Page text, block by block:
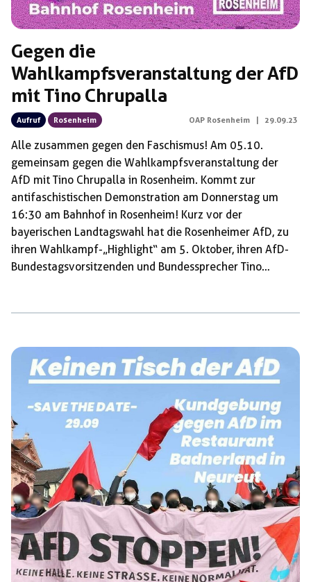
Gegen die
Wahlkampfsveranstaltung der AfD
mit Tino Chrupalla
Aufruf Rosenheim OAP Rosenheim | 29.09.23
Alle zusammen gegen den Faschismus! Am 05.10.
gemeinsam gegen die Wahlkampfsveranstaltung der
AfD mit Tino Chrupalla in Rosenheim. Kommt zur
antifaschistischen Demonstration am Donnerstag um
16:30 am Bahnhof in Rosenheim! Kurz vor der
bayerischen Landtagswahl hat die Rosenheimer AfD, zu
ihren Wahlkampf-„Highlight“ am 5. Oktober, ihren AfD-
Bundestagsvorsitzenden und Bundessprecher Tino
Wunschkandidat des faschistischen Flügels in die Position
des Bundesvorsitzenden gekommen. Er ist damit für den
steigenden Einfluss des faschistischen Flügels der AfD
mitverantwortlich. Bereits in der Vergangenheit fiel er
durch […]